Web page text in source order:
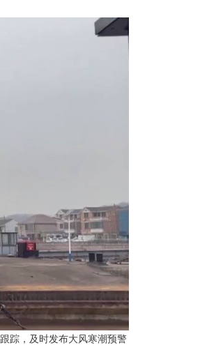
踪，及时发布大风寒潮预警